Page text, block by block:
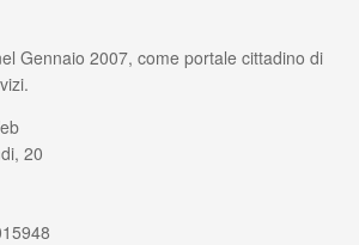
Gennaio 2007, come portale cittadino di
20